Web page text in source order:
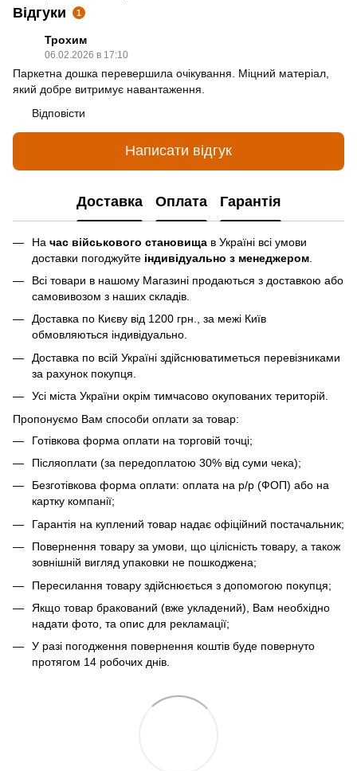
Відгуки 1
Трохим
06.02.2026 в 17:10
Паркетна дошка перевершила очікування. Міцний матеріал,
який добре витримує навантаження.
Відповісти
Написати відгук
Доставка Оплата Гарантія
На час військового становища в Україні всі умови
доставки погоджуйте індивідуально з менеджером
Всі товари в нашому Магазині продаються з доставкою або
самовивозом з наших складів.
Доставка по Києву від 1200 грн., за межі Київ
обмовляються індивідуально.
Доставка по всій Україні здійснюватиметься перевізниками
за рахунок покупця.
Усі міста України окрім тимчасово окупованих територій.
Пропонуємо Вам способи оплати за товар:
Готівкова форма оплати на торговій точці;
Післяоплати (за передоплатою 30% від суми чека);
Безготівкова форма оплати: оплата на р/р (ФОП) або на
картку компанії;
Гарантія на куплений товар надає офіційний постачальник;
Повернення товару за умови, що цілісність товару, а також
зовнішній вигляд упаковки не пошкоджена;
Пересилання товару здійснюється з допомогою покупця;
Якщо товар бракований (вже укладений), Вам необхідно
надати фото, та опис для рекламації;
У разі погодження повернення коштів буде повернуто
протягом 14 робочих днів.